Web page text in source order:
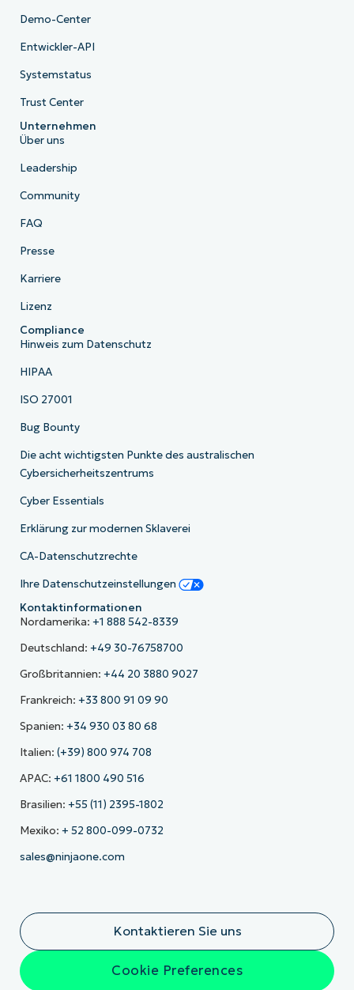
Demo-Center
Entwickler-API
Systemstatus
Trust Center
Unternehmen
Über uns
Leadership
Community
FAQ
Presse
Karriere
Lizenz
Compliance
Hinweis zum Datenschutz
HIPAA
ISO 27001
Bug Bounty
Die acht wichtigsten Punkte des australischen
Cybersicherheitszentrums
Cyber Essentials
Erklärung zur modernen Sklaverei
CA-Datenschutzrechte
Ihre Datenschutzeinstellungen
Kontaktinformationen
Nordamerika: +1 888 542-8339
Deutschland: +49 30-76758700
Großbritannien: +44 20 3880 9027
Frankreich: +33 800 91 09 90
Spanien: +34 930 03 80 68
Italien: (+39) 800 974 708
APAC: +61 1800 490 516
Brasilien: +55 (11) 2395-1802
Mexiko: + 52 800-099-0732
sales@ninjaone.com
Kontaktieren Sie uns
Cookie Preferences